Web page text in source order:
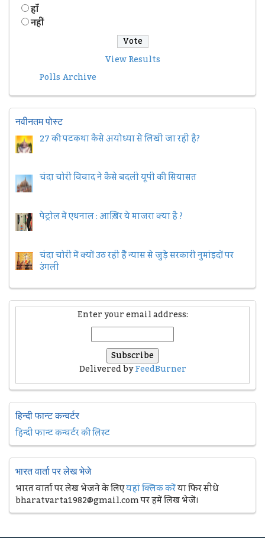
हॉं
नहीं
View Results
Polls Archive
नवीनतम पोस्ट
27 की पटकथा कैसे अयोध्या से लिखी जा रही है?
चंदा चोरी विवाद ने कैसे बदली यूपी की सियासत
पेट्रोल में एथनाल : आख़िर ये माजरा क्या है ?
चंदा चोरी में क्यों उठ रही हैैं न्यास से जुड़े सरकारी नुमांइदों पर
उंगली
Enter your email address:
Delivered byFeedBurner
हिन्दी फान्ट कन्वर्टर
हिन्दी फान्ट कन्वर्टर की लिस्ट
भारत वार्ता पर लेख भेजे
भारत वार्ता पर लेख भेजने के लिएयहां क्लिक करेंया फिर सीधे
bharatvarta1982@gmail.com पर हमें लिख भेजें।